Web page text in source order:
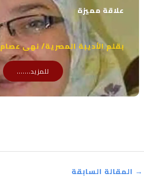
علاقة مميزة
بقلم الأديبة المصرية/ نهى عصام
للمزيد.......
→ المقالة السابقة